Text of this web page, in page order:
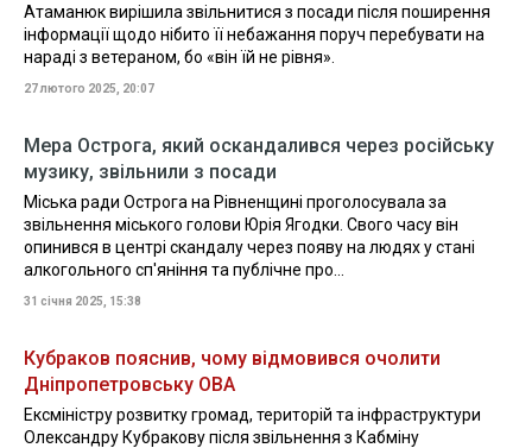
Атаманюк вирішила звільнитися з посади після поширення
інформації щодо нібито її небажання поруч перебувати на
нараді з ветераном, бо «він їй не рівня».
27 лютого 2025, 20:07
Мера Острога, який оскандалився через російську
музику, звільнили з посади
Міська ради Острога на Рівненщині проголосувала за
звільнення міського голови Юрія Ягодки. Свого часу він
опинився в центрі скандалу через появу на людях у стані
алкогольного сп'яніння та публічне про...
31 січня 2025, 15:38
Кубраков пояснив, чому відмовився очолити
Дніпропетровську ОВА
Ексміністру розвитку громад, територій та інфраструктури
Олександру Кубракову після звільнення з Кабміну